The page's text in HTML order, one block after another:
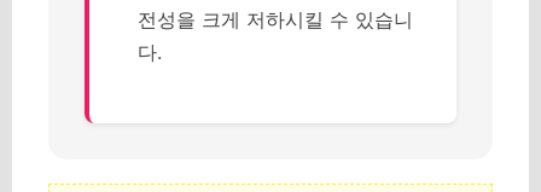
전성을 크게 저하시킬 수 있습니
다.